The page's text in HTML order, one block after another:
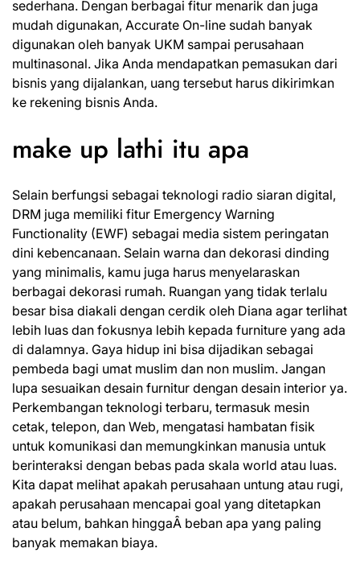
sederhana. Dengan berbagai fitur menarik dan juga
mudah digunakan, Accurate On-line sudah banyak
digunakan oleh banyak UKM sampai perusahaan
multinasonal. Jika Anda mendapatkan pemasukan dari
bisnis yang dijalankan, uang tersebut harus dikirimkan
ke rekening bisnis Anda.
make up lathi itu apa
Selain berfungsi sebagai teknologi radio siaran digital,
DRM juga memiliki fitur Emergency Warning
Functionality (EWF) sebagai media sistem peringatan
dini kebencanaan. Selain warna dan dekorasi dinding
yang minimalis, kamu juga harus menyelaraskan
berbagai dekorasi rumah. Ruangan yang tidak terlalu
besar bisa diakali dengan cerdik oleh Diana agar terlihat
lebih luas dan fokusnya lebih kepada furniture yang ada
di dalamnya. Gaya hidup ini bisa dijadikan sebagai
pembeda bagi umat muslim dan non muslim. Jangan
lupa sesuaikan desain furnitur dengan desain interior ya.
Perkembangan teknologi terbaru, termasuk mesin
cetak, telepon, dan Web, mengatasi hambatan fisik
untuk komunikasi dan memungkinkan manusia untuk
berinteraksi dengan bebas pada skala world atau luas.
Kita dapat melihat apakah perusahaan untung atau rugi,
apakah perusahaan mencapai goal yang ditetapkan
atau belum, bahkan hinggaÂ beban apa yang paling
banyak memakan biaya.